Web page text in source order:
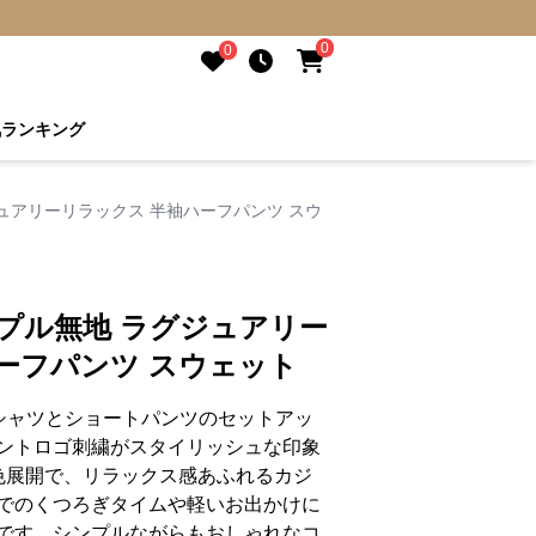
0 0
ンキング
アリーリラックス 半袖ハーフパンツ スウ
ル無地 ラグジュアリー
フパンツ スウェット
ツとショートパンツのセットアッ
トロゴ刺繍がスタイリッシュな印象
開で、リラックス感あふれるカジ
のくつろぎタイムや軽いお出かけに